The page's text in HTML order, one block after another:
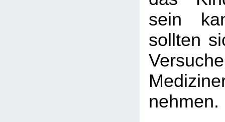
sein
sollten
nehmen.